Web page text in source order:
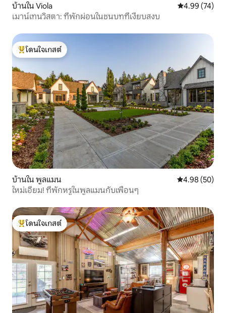
บ้านใน Viola คะแนนเฉลี่ย
4.99 (74)
เมาน์เทนวิสตา: ที่พักผ่อนในชนบทที่เงียบสงบ
โดนใจเกสต์ที่สุด
โดนใจเกสต์
บ้านใน พูลแมน คะแนนเฉลี่ย
4.98 (50)
ใหม่เอี่ยม! ที่พักหรูในพูลแมนกับเพื่อนๆ
โดนใจเกสต์ที่สุด
โดนใจเกสต์